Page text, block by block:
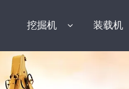
挖掘机 装载机